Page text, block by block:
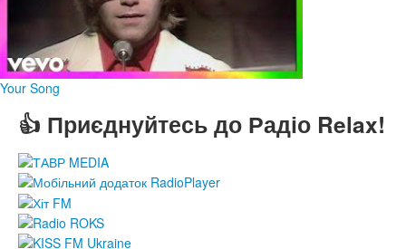
Your Song
👍 Приєднуйтесь до Радіо Relax!